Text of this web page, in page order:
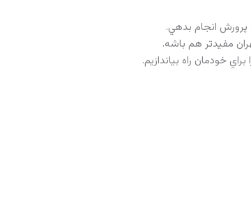
مفيدتر هم باشه.
خودمان راه بياندازيم.